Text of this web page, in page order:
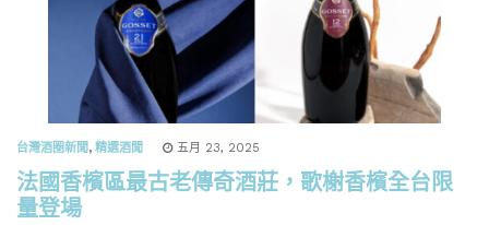
台灣酒圈新聞, 精選酒聞 五月 23, 2025
法國香檳區最古老傳奇酒莊，歌榭香檳全台限
量登場